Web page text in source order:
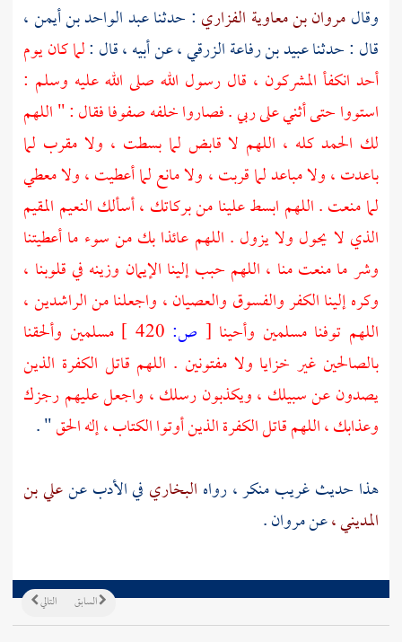
وقالمروان بن معاوية الفزاري : حدثناعبد الواحد بن أيمن ،
قال : حدثناعبيد بن رفاعة الزرقي ،عن أبيه ، قال :لما كان يوم
أحد انكفأ المشركون ، قال رسول الله صلى الله عليه وسلم :
استووا حتى أثني على ربي . فصاروا خلفه صفوفا فقال : " اللهم
لك الحمد كله ، اللهم لا قابض لما بسطت ، ولا مقرب لما
باعدت ، ولا مباعد لما قربت ، ولا مانع لما أعطيت ، ولا معطي
لما منعت . اللهم ابسط علينا من بركاتك ، أسألك النعيم المقيم
الذي لا يحول ولا يزول . اللهم عائذا بك من سوء ما أعطيتنا
وشر ما منعت منا ، اللهم حبب إلينا الإيمان وزينه في قلوبنا ،
وكره إلينا الكفر والفسوق والعصيان ، واجعلنا من الراشدين ،
اللهم توفنا مسلمين وأحينا [ ص:
مسلمين وألحقنا
بالصالحين غير خزايا ولا مفتونين . اللهم قاتل الكفرة الذين
يصدون عن سبيلك ، ويكذبون رسلك ، واجعل عليهم رجزك
وعذابك ، اللهم قاتل الكفرة الذين أوتوا الكتاب ، إله الحق" .
هذا حديث غريب منكر ، رواه البخاري في الأدب عنعلي بن
المديني ،عنمروان.
التالي السابق